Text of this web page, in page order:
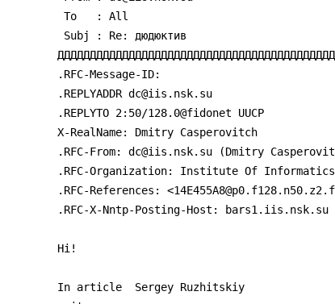
.RFC-Message-ID:
.REPLYADDR dc@iis.nsk.su
.REPLYTO 2:50/128.0@fidonet UUCP
X-RealName: Dmitry Casperovitch
.RFC-From: dc@iis.nsk.su (Dmitry
.RFC-Organization: Institute Of Informatics
.RFC-References:
.RFC-X-Nntp-Posting-Host: bars1.iis.nsk.su
Hi!
In article  Sergey Ruzhitskiy